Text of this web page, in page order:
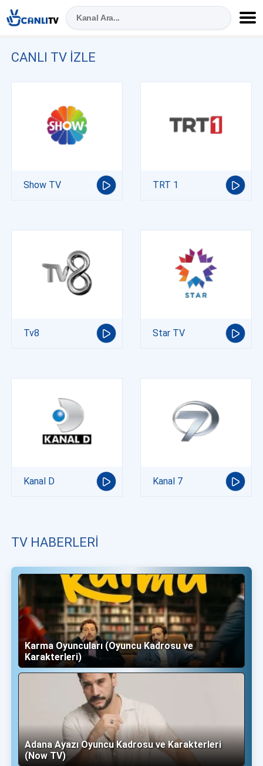
CANLI TV IZLE
Show TV TRT 1
Tv8 Star TV
Kanal D Kanal 7
TV HABERLERI
Karma Oyuncuları (Oyuncu Kadrosu ve
Karakterleri)
Adana Ayazı Oyuncu Kadrosu ve Karakterleri
(Now TV)